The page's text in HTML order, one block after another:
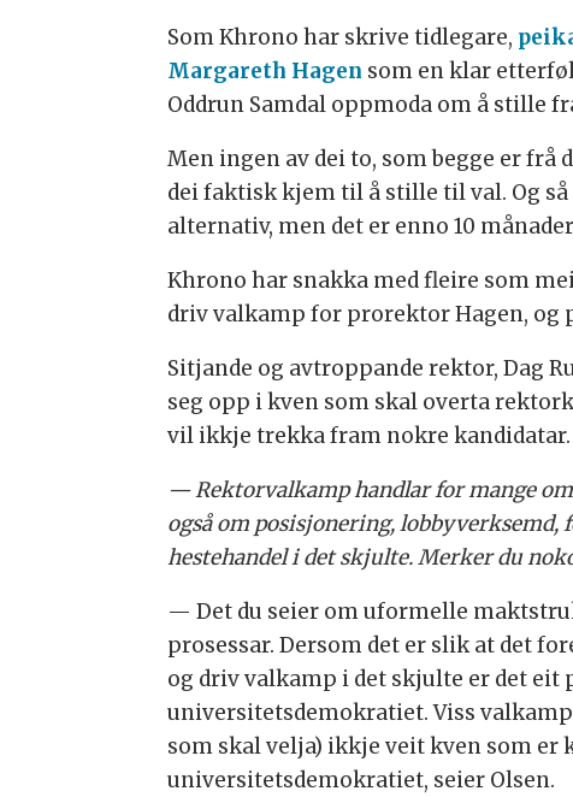
Som Khrono har skrive tidlegare,
Margareth Hagen som en klar
Oddrun Samdal oppmoda om å stille
Men ingen av dei to, som begge er frå
dei faktisk kjem til å stille til val. Og
alternativ, men det er enno 10
Khrono har snakka med fleire som
driv valkamp for prorektor Hagen, og
Sitjande og avtroppande rektor, Dag
seg opp i kven som skal overta
vil ikkje trekka fram nokre kandidatar.
— Rektorvalkamp handlar for mange
også om posisjonering,
hestehandel i det skjulte. Merker du
— Det du seier om uformelle
prosessar. Dersom det er slik at det
og driv valkamp i det skjulte er det eit
universitetsdemokratiet. Viss
som skal velja) ikkje veit kven som er
universitetsdemokratiet, seier Olsen.